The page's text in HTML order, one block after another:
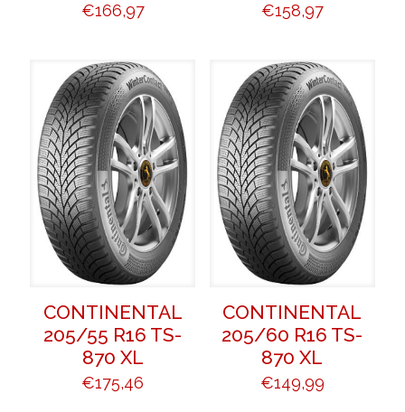
€166,97 €158,97
CONTINENTAL
205/55 R16 TS-
870 XL
€175,46
CONTINENTAL
205/60 R16 TS-
870 XL
€149,99